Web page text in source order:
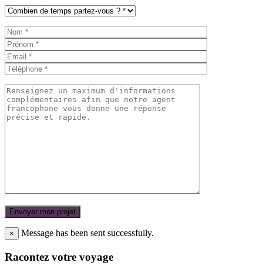
× Message has been sent successfully.
Racontez votre voyage